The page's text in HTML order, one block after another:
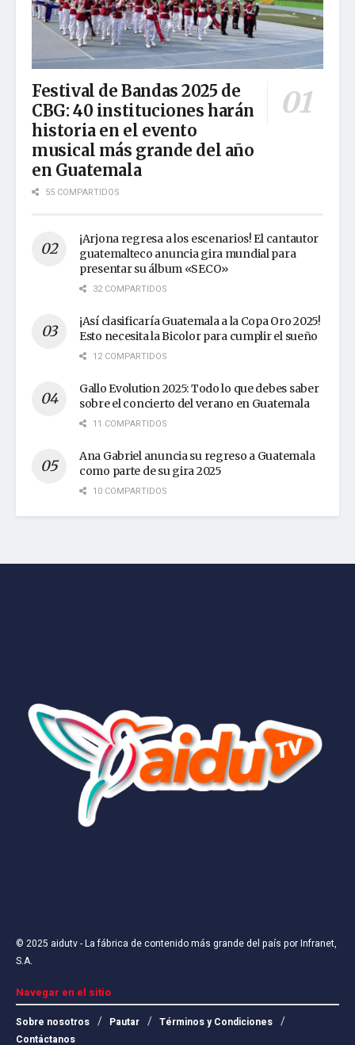
Festival de Bandas 2025 de
CBG: 40 instituciones harán
historia en el evento
musical más grande del año
en Guatemala
55 COMPARTIDOS
¡Arjona regresa a los escenarios! El cantautor
guatemalteco anuncia gira mundial para
presentar su álbum «SECO»
32 COMPARTIDOS
¡Así clasificaría Guatemala a la Copa Oro 2025!
Esto necesita la Bicolor para cumplir el sueño
12 COMPARTIDOS
Gallo Evolution 2025: Todo lo que debes saber
sobre el concierto del verano en Guatemala
11 COMPARTIDOS
Ana Gabriel anuncia su regreso a Guatemala
como parte de su gira 2025
10 COMPARTIDOS
© 2025 aidutv- La fábrica de contenido más grande del país porInfranet,
S.A.
Navegar en el sitio
Sobre nosotros Pautar
Términos y Condiciones
Contáctanos